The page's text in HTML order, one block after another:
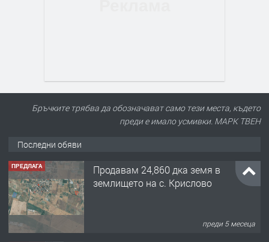
Бръчките трябва да обозначават само тези места, където
преди е имало усмивки. МАРК ТВЕН
Последни обяви
ПРЕДЛАГА
Продавам 24,860 дка земя в
землището на с. Крислово
преди 5 месеца